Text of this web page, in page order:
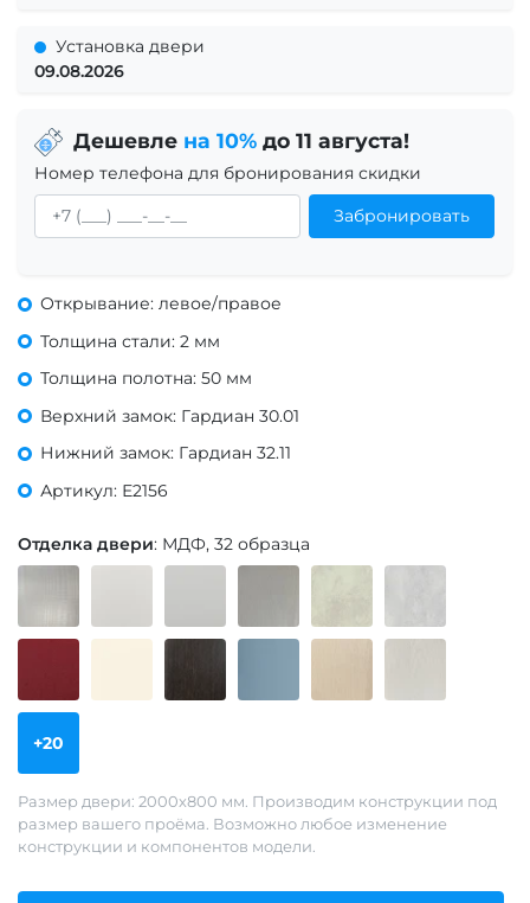
Установка двери
09.08.2026
Дешевле на 10%до 11 августа!
Номер телефона для бронирования скидки
Забронировать
Открывание: левое/правое
Толщина стали: 2 мм
Толщина полотна: 50 мм
Верхний замок: Гардиан 30.01
Нижний замок: Гардиан 32.11
Артикул: Е2156
Отделка двери: МДФ, 32 образца
+20
Размер двери: 2000х800 мм. Производим конструкции под
размер вашего проёма. Возможно любое изменение
конструкции и компонентов модели.